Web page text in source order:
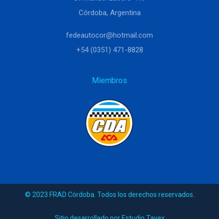
Córdoba, Argentina
fedeautocor@hotmail.com
+54 (0351) 471-8828
Miembros
© 2023 FRAD Córdoba. Todos los derechos reservados.